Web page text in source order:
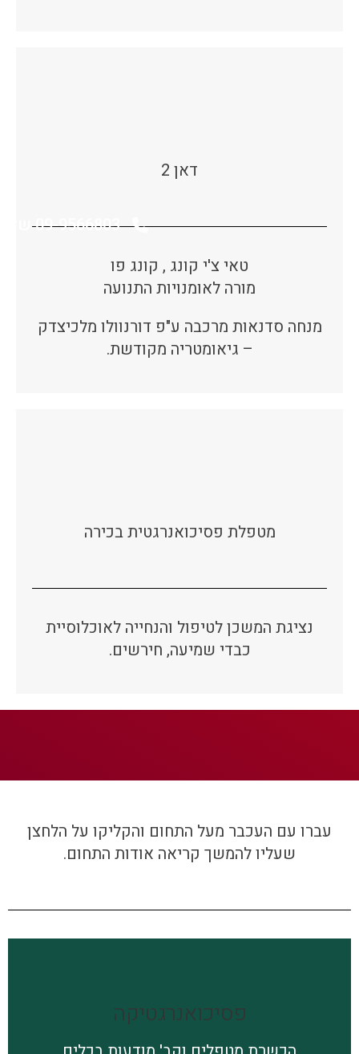
דאן 2
טאי צ'י קונג , קונג פו
מורה לאומנויות התנועה
מנחה סדנאות מרכבה ע"פ דורנוולו מלכיצדק
– גיאומטריה מקודשת.
מטפלת פסיכואנרגטית בכירה
נציגת המשכן לטיפול והנחייה לאוכלוסיית
כבדי שמיעה, חירשים.
עברו עם העכבר מעל התחום והקליקו על הלחצן
שעליו להמשך קריאה אודות התחום.
פסיכואנרגטיקה
גישה מעמיקה רגשית-אנרגטית לרבדי גוף-נפש-נשמה נוצרה
09-9566803 שלוחה 1